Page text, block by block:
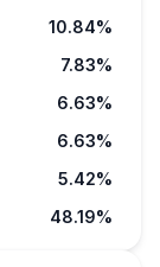
10.84%
7.83%
6.63%
6.63%
5.42%
48.19%